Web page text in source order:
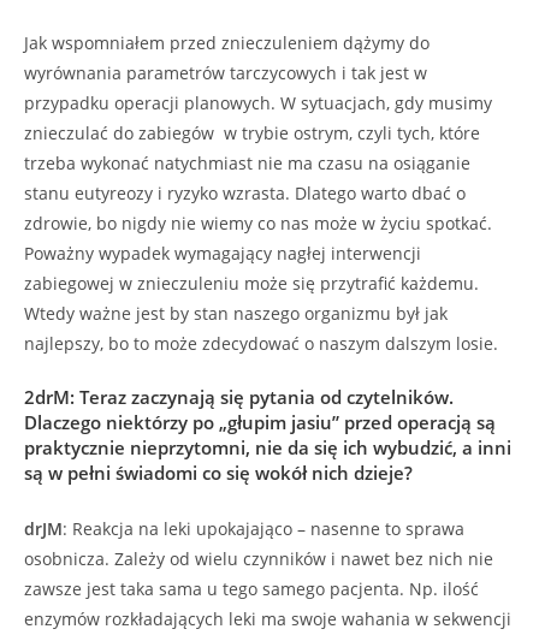
Jak wspomniałem przed znieczuleniem dążymy do
wyrównania parametrów tarczycowych i tak jest w
przypadku operacji planowych. W sytuacjach, gdy musimy
znieczulać do zabiegów w trybie ostrym, czyli tych, które
trzeba wykonać natychmiast nie ma czasu na osiąganie
stanu eutyreozy i ryzyko wzrasta. Dlatego warto dbać o
zdrowie, bo nigdy nie wiemy co nas może w życiu spotkać.
Poważny wypadek wymagający nagłej interwencji
zabiegowej w znieczuleniu może się przytrafić każdemu.
Wtedy ważne jest by stan naszego organizmu był jak
najlepszy, bo to może zdecydować o naszym dalszym losie.
2drM: Teraz zaczynają się pytania od czytelników.
Dlaczego niektórzy po „głupim jasiu” przed operacją są
praktycznie nieprzytomni, nie da się ich wybudzić, a inni
są w pełni świadomi co się wokół nich dzieje?
drJM: Reakcja na leki upokajająco – nasenne to sprawa
osobnicza. Zależy od wielu czynników i nawet bez nich nie
zawsze jest taka sama u tego samego pacjenta. Np. ilość
enzymów rozkładających leki ma swoje wahania w sekwencji